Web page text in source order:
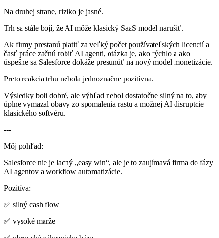
Na druhej strane, riziko je jasné.
Trh sa stále bojí, že AI môže klasický SaaS model narušiť.
Ak firmy prestanú platiť za veľký počet používateľských licencií a
časť práce začnú robiť AI agenti, otázka je, ako rýchlo a ako
úspešne sa Salesforce dokáže presunúť na nový model monetizácie.
Preto reakcia trhu nebola jednoznačne pozitívna.
Výsledky boli dobré, ale výhľad nebol dostatočne silný na to, aby
úplne vymazal obavy zo spomalenia rastu a možnej AI disruptcie
klasického softvéru.
---
Môj pohľad:
Salesforce nie je lacný „easy win“, ale je to zaujímavá firma do fázy
AI agentov a workflow automatizácie.
Pozitíva:
✅ silný cash flow
✅ vysoké marže